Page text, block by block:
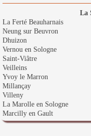
La
La Ferté Beauharnais
Neung sur Beuvron
Dhuizon
Vernou en Sologne
Saint-Viâtre
Veilleins
Yvoy le Marron
Millançay
Villeny
La Marolle en Sologne
Marcilly en Gault